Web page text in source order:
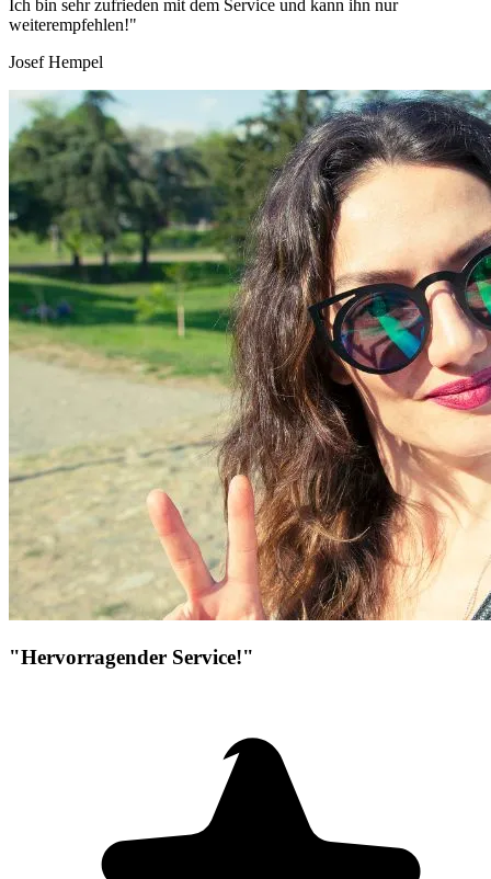
Ich bin sehr zufrieden mit dem Service und kann ihn nur
weiterempfehlen!"
Josef Hempel
"Hervorragender Service!"